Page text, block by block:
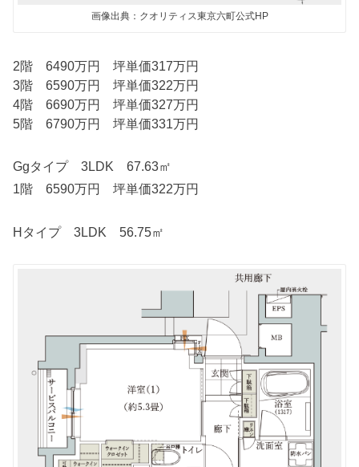
画像出典：クオリティス東京六町公式HP
2階 6490万円 坪単価317万円
3階 6590万円 坪単価322万円
4階 6690万円 坪単価327万円
5階 6790万円 坪単価331万円
Ggタイプ 3LDK 67.63㎡
1階 6590万円 坪単価322万円
Hタイプ 3LDK 56.75㎡